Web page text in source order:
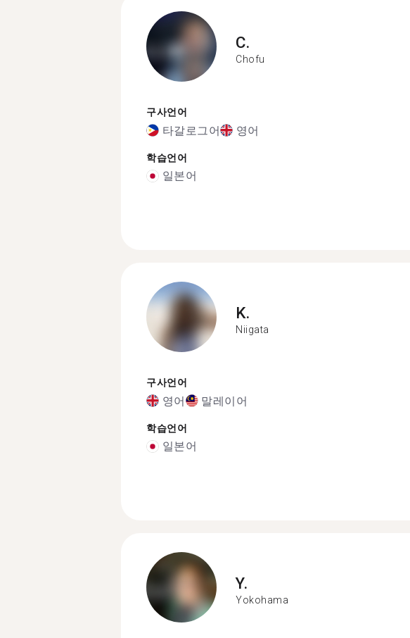
C.
Chofu
구사언어
타갈로그어 영어
학습언어
일본어
K.
Niigata
구사언어
영어 말레이어
학습언어
일본어
Y.
Yokohama